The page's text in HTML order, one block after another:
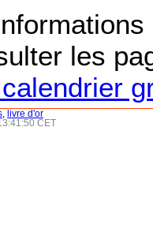
les
livre d'or
CET